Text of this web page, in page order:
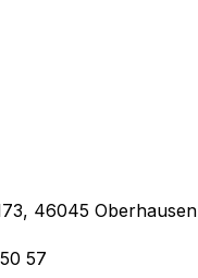
46045 Oberhausen
57